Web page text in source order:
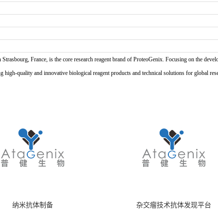
France, is the core research reagent brand of ProteoGenix. Focusing on the
quality and innovative biological reagent products and technical solutions for global
纳米抗体制备 杂交瘤技术抗体发现平台